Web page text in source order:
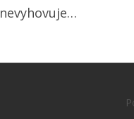
nevyhovuje…